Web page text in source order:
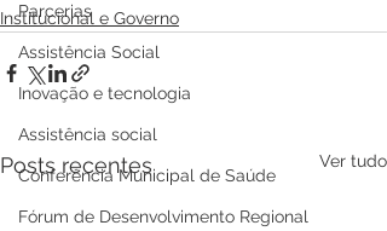
Parcerias
Assistência Social
Inovação e tecnologia
Assistência social
Conferência Municipal de Saúde
Fórum de Desenvolvimento Regional
Institucional e Governo
Posts recentes Ver tudo